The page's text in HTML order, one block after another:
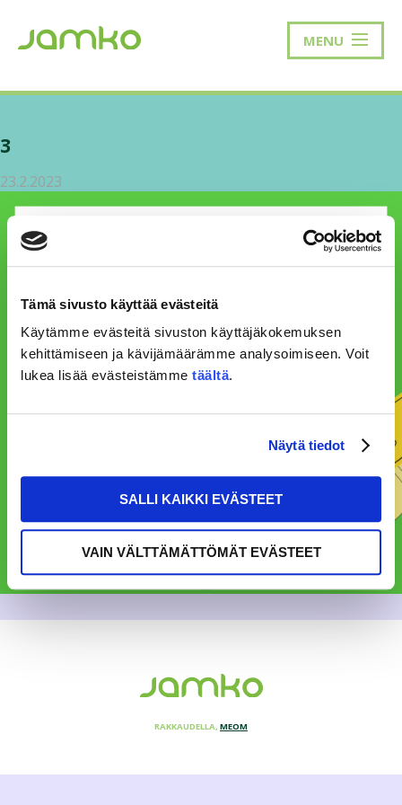
Tämä sivusto käyttää evästeitä
Käytämme evästeitä sivuston käyttäjäkokemuksen
kehittämiseen ja kävijämäärämme analysoimiseen. Voit
lukea lisää evästeistämme täältä.
Näytä tiedot
SALLI KAIKKI EVÄSTEET
VAIN VÄLTTÄMÄTTÖMÄT EVÄSTEET
MENU
3
23.2.2023
RAKKAUDELLA, MEOM